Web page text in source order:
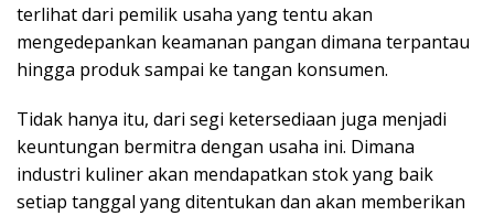
terlihat dari pemilik usaha yang tentu akan
mengedepankan keamanan pangan dimana terpantau
hingga produk sampai ke tangan konsumen.
Tidak hanya itu, dari segi ketersediaan juga menjadi
keuntungan bermitra dengan usaha ini. Dimana
industri kuliner akan mendapatkan stok yang baik
setiap tanggal yang ditentukan dan akan memberikan